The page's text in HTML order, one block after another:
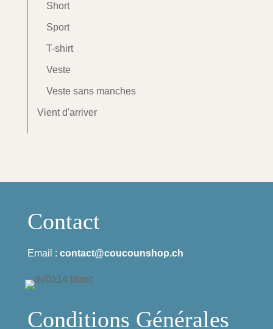
Short
Sport
T-shirt
Veste
Veste sans manches
Vient d'arriver
Contact
Email : contact@coucounshop.ch
Conditions Générales